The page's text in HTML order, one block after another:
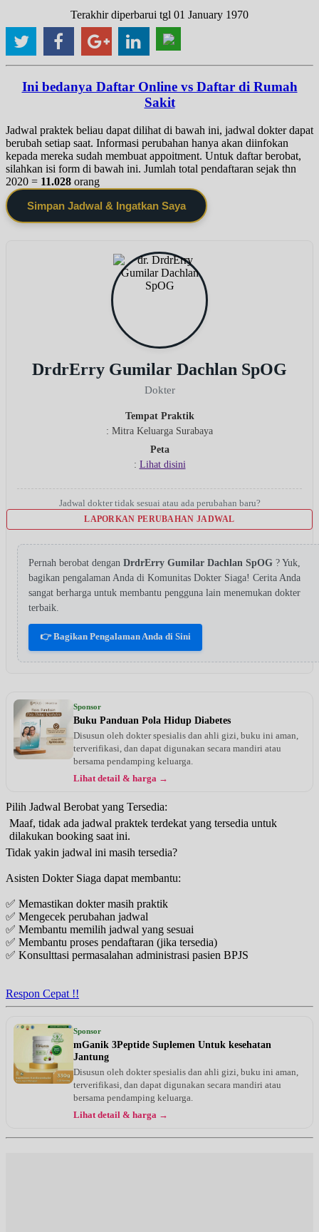
Terakhir diperbarui tgl 01 January 1970
Ini bedanya Daftar Online vs Daftar di Rumah
Sakit
Jadwal praktek beliau dapat dilihat di bawah ini, jadwal dokter dapat
berubah setiap saat. Informasi perubahan hanya akan diinfokan
kepada mereka sudah membuat appoitment. Untuk daftar berobat,
silahkan isi form di bawah ini. Jumlah total pendaftaran sejak thn
2020 = 11.028 orang
Simpan Jadwal & Ingatkan Saya
DrdrErry Gumilar Dachlan SpOG
Dokter
Tempat Praktik
: Mitra Keluarga Surabaya
Peta
: Lihat disini
Jadwal dokter tidak sesuai atau ada perubahan baru?
LAPORKAN PERUBAHAN JADWAL
Pernah berobat dengan DrdrErry Gumilar Dachlan SpOG ? Yuk,
bagikan pengalaman Anda di Komunitas Dokter Siaga! Cerita Anda
sangat berharga untuk membantu pengguna lain menemukan dokter
terbaik.
👉 Bagikan Pengalaman Anda di Sini
Sponsor
Buku Panduan Pola Hidup Diabetes
Disusun oleh dokter spesialis dan ahli gizi, buku ini aman,
terverifikasi, dan dapat digunakan secara mandiri atau
bersama pendamping keluarga.
Lihat detail & harga →
Pilih Jadwal Berobat yang Tersedia:
Maaf, tidak ada jadwal praktek terdekat yang tersedia untuk
dilakukan booking saat ini.
Tidak yakin jadwal ini masih tersedia?
Asisten Dokter Siaga dapat membantu:
✅ Memastikan dokter masih praktik
✅ Mengecek perubahan jadwal
✅ Membantu memilih jadwal yang sesuai
✅ Membantu proses pendaftaran (jika tersedia)
✅ Konsulttasi permasalahan administrasi pasien BPJS
Respon Cepat !!
Sponsor
mGanik 3Peptide Suplemen Untuk kesehatan
Jantung
Disusun oleh dokter spesialis dan ahli gizi, buku ini aman,
terverifikasi, dan dapat digunakan secara mandiri atau
bersama pendamping keluarga.
Lihat detail & harga →